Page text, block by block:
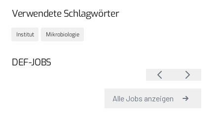
Verwendete Schlagwörter
Institut Mikrobiologie
DEF-JOBS